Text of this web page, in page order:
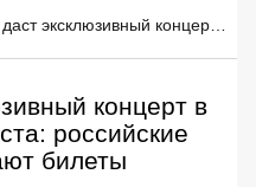
Таркан даст эксклюзивный концерт в Мармарисе 29 августа: российские туристы уже покупают билеты
концерт в
российские
билеты